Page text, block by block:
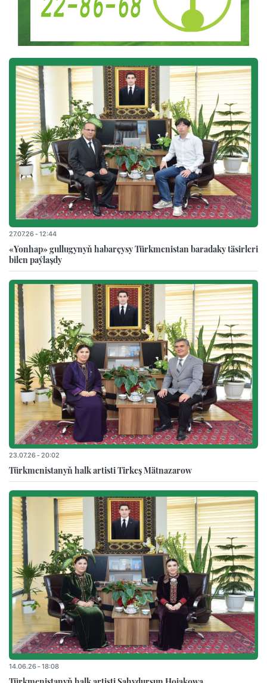
27.07.26 - 12:44
«Yonhap» gullugynyň habarçysy Türkmenistan baradaky täsirleri
bilen paýlaşdy
23.07.26 - 20:02
Türkmenistanyň halk artisti Tirkeş Mätnazarow
14.06.26 - 18:08